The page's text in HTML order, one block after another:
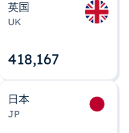
英国
UK
418,167
日本
JP